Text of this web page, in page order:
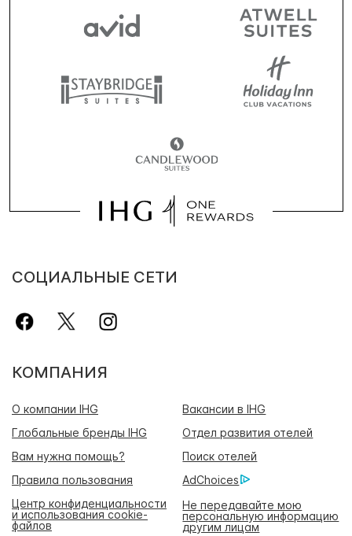
СОЦИАЛЬНЫЕ СЕТИ
КОМПАНИЯ
О компании IHG
Вакансии в IHG
Глобальные бренды IHG
Отдел развития отелей
Вам нужна помощь?
Поиск отелей
Правила пользования
AdChoices
Центр конфиденциальности
и использования cookie-
файлов
Не передавайте мою
персональную информацию
другим лицам